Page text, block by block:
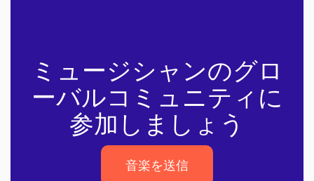
ミュージシャンのグロ
ーバルコミュニティに
参加しましょう
音楽を送信